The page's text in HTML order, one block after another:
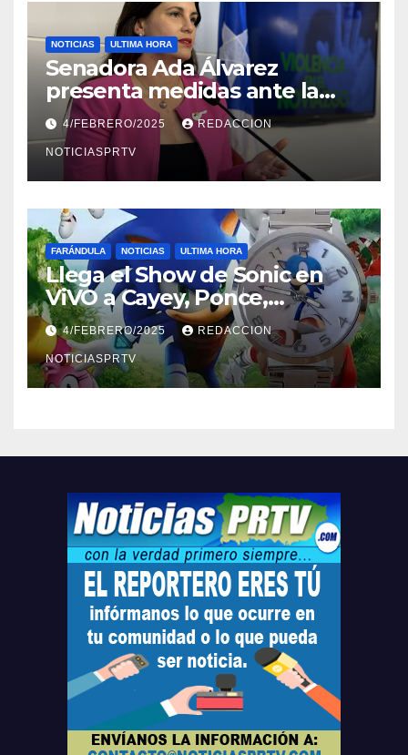
NOTICIAS ULTIMA HORA
Senadora Ada Álvarez
presenta medidas ante la
violencia en el noviazgo
4/FEBRERO/2025 REDACCION
NOTICIASPRTV
FARÁNDULA NOTICIAS ULTIMA HORA
Llega el Show de Sonic en
ViVO a Cayey, Ponce,
Barceloneta y Humacao,
Relojes gratis para el que
compre ahora….
4/FEBRERO/2025 REDACCION
NOTICIASPRTV